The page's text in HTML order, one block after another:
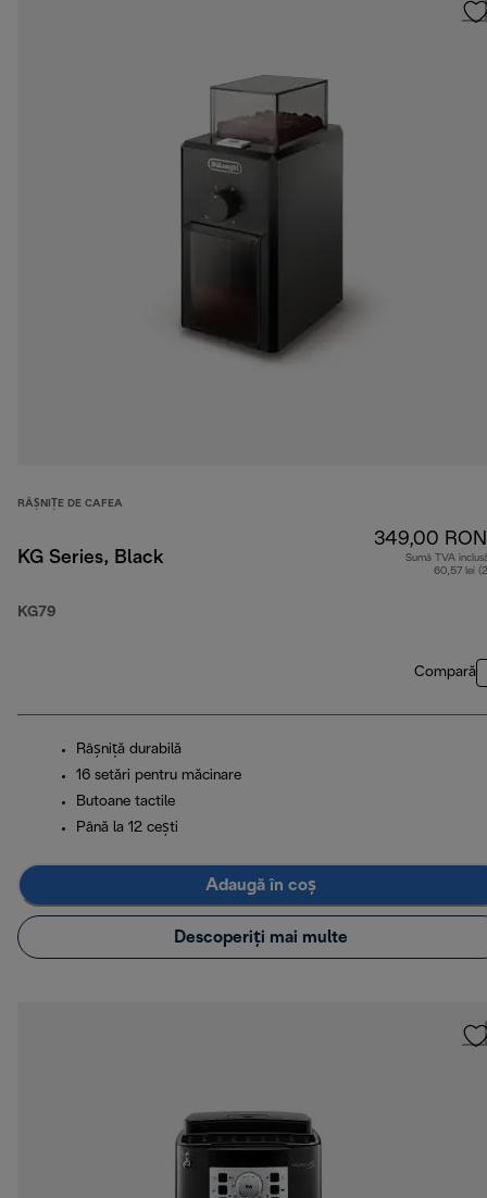
RÂȘNIȚE DE CAFEA
KG Series, Black
KG79
349,00 RON
Sumă TVA
60,57 lei
Compară
Râșniță durabilă
16 setări pentru măcinare
Butoane tactile
Până la 12 cești
Adaugă în coș
Descoperiți mai multe